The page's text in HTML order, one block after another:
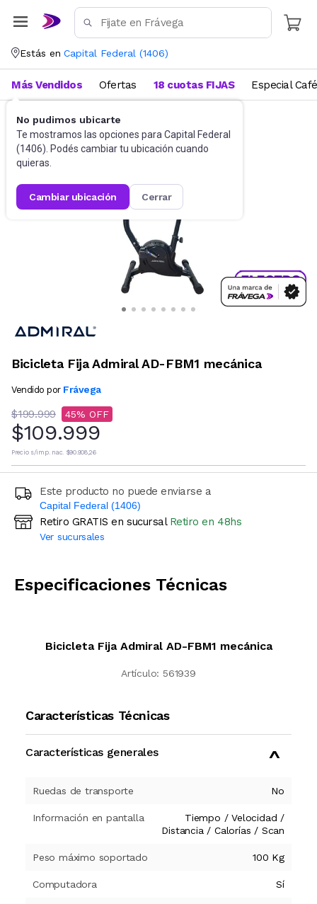
Estás en Capital Federal (1406)
No pudimos ubicarte
Te mostramos las opciones para Capital Federal
(1406). Podés cambiar tu ubicación cuando
quieras.
cambiar ubicación cerrar
Más Vendidos Ofertas 18 cuotas FIJAS Especial Café
Fitness Bicicletas fijas
Bicicleta Fija Admiral AD-FBM1 mecánica
Vendido por Frávega
$199.999 45
$109.999
Precio s/imp. nac. $90.908,26
Este producto no puede enviarse a
Capital Federal (1406)
Ingresá código postal (sólo números)
Retiro GRATIS en sucursal Retiro en 48hs
Ver sucursales
Especificaciones Técnicas
Bicicleta Fija Admiral AD-FBM1 mecánica
Artículo: 561939
Características Técnicas
Características generales
Ruedas de transporte No
Información en pantalla
Tiempo / Velocidad /
Distancia / Calorías / Scan
Peso máximo soportado 100 Kg
Computadora Sí